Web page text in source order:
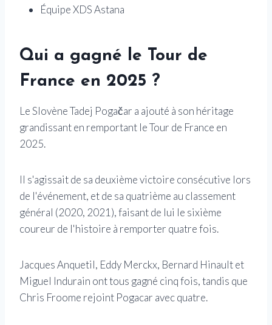
Équipe XDS Astana
Qui a gagné le Tour de
France en 2025 ?
Le Slovène Tadej Pogačar a ajouté à son héritage
grandissant en remportant le Tour de France en
2025.
Il s'agissait de sa deuxième victoire consécutive lors
de l'événement, et de sa quatrième au classement
général (2020, 2021), faisant de lui le sixième
coureur de l'histoire à remporter quatre fois.
Jacques Anquetil, Eddy Merckx, Bernard Hinault et
Miguel Indurain ont tous gagné cinq fois, tandis que
Chris Froome rejoint Pogacar avec quatre.